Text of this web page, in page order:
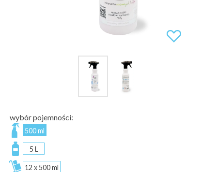
wybór pojemności:
500 ml
5 L
12 x 500 ml